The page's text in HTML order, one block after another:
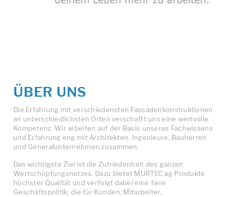
ÜBER UNS
Die Erfahrung mit verschiedensten Fassadenkonstruktionen
an unterschiedlichsten Orten verschafft uns eine wertvolle
Kompetenz. Wir arbeiten auf der Basis unseres Fachwissens
und Erfahrung eng mit Architekten, Ingenieure, Bauherren
und Generalunternehmen zusammen.
Das wichtigste Ziel ist die Zufriedenheit des ganzen
Wertschöpfungsnetzes. Dazu bietet MURTEC ag Produkte
höchster Qualität und verfolgt dabei eine faire
Geschäftspolitik, die für Kunden, Mitarbeiter,